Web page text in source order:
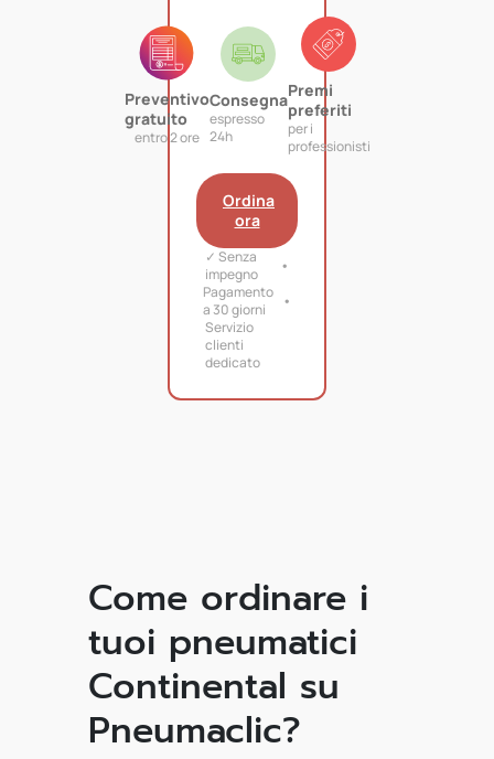
Preventivo
gratuito
entro 2 ore
Consegna
espresso
24h
Premi
preferiti
per i
professionisti
Ordina
ora
✓ Senza
impegno
Pagamento
a 30 giorni
Servizio
clienti
dedicato
Come ordinare i
tuoi pneumatici
Continental su
Pneumaclic?